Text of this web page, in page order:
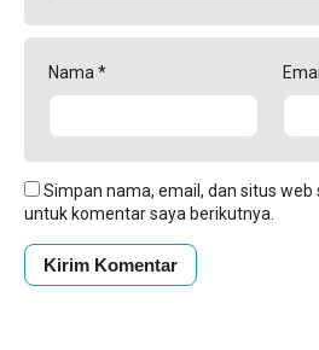
Nama *
Simpan nama, email, dan situs
untuk komentar saya berikutnya.